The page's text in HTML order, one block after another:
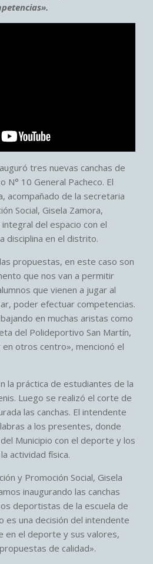
tres nuevas canchas de
N° 10 General Pacheco. El
acompañado de la secretaria
Social, Gisela Zamora,
del espacio con el
disciplina en el distrito.
propuestas, en este caso son
que nos van a permitir
que vienen a jugar al
poder efectuar competencias.
en muchas aristas como
del Polideportivo San Martín,
otros centro», mencionó el
la práctica de estudiantes de la
Luego se realizó el corte de
las canchas. El intendente
a los presentes, donde
Municipio con el deporte y los
actividad física.
y Promoción Social, Gisela
inaugurando las canchas
deportistas de la escuela de
es una decisión del intendente
en el deporte y sus valores,
de calidad».